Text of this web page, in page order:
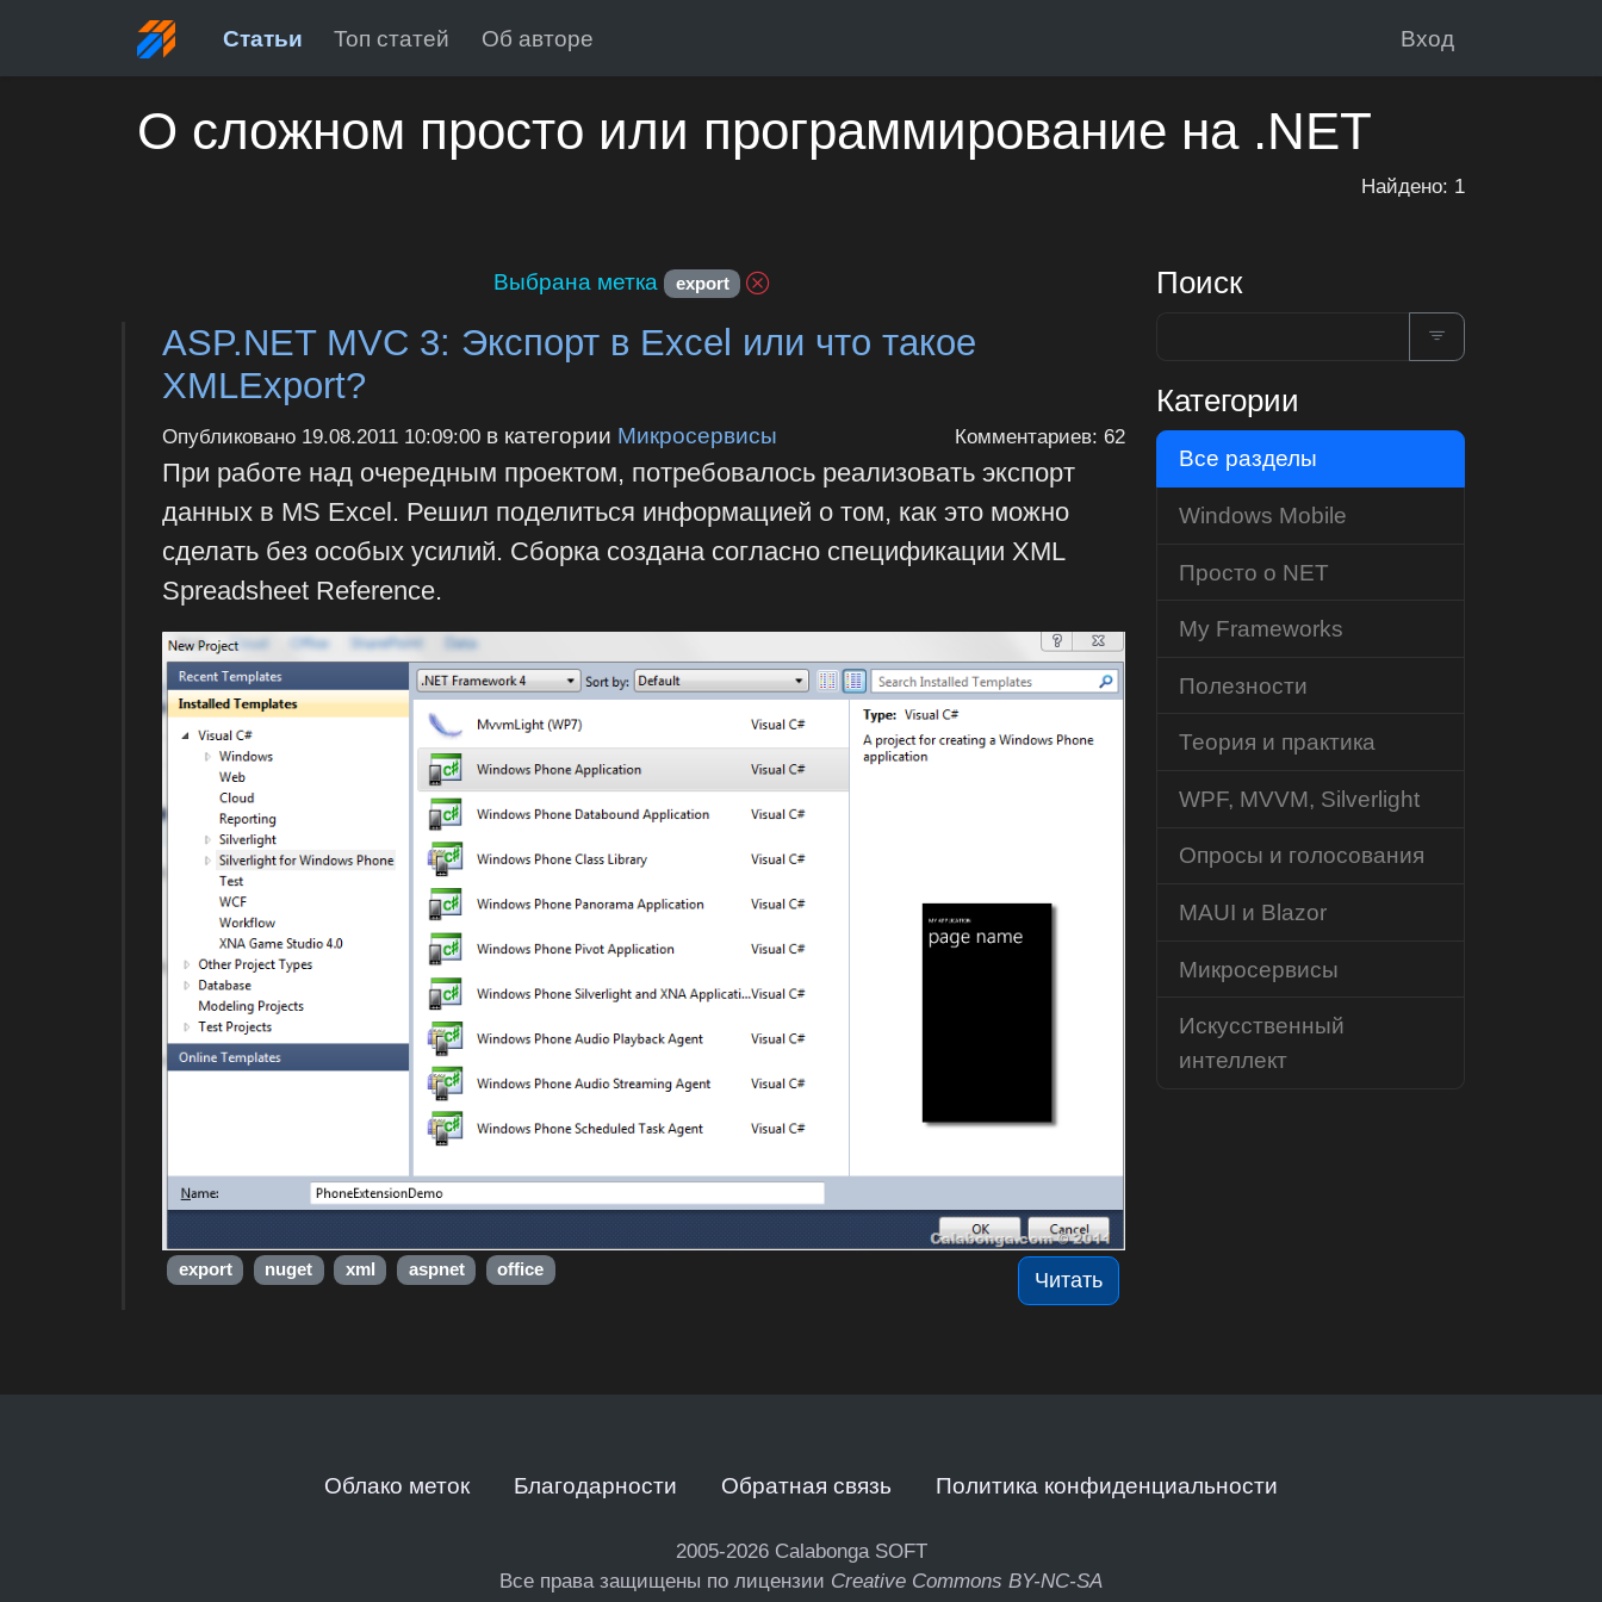
Статьи Топ статей Об авторе Вход
О сложном просто или программирование на .NET
Найдено: 1
Выбрана метка export
ASP.NET MVC 3: Экспорт в Excel или что такое
XMLExport?
Опубликовано 19.08.2011 10:09:00в категории Микросервисы Комментариев: 62
При работе над очередным проектом, потребовалось реализовать экспорт
данных в MS Excel. Решил поделиться информацией о том, как это можно
сделать без особых усилий. Сборка создана согласно спецификации XML
Spreadsheet Reference.
Читать
export nuget xml aspnet office
Поиск
Категории
Все разделы
Windows Mobile
Просто о NET
My Frameworks
Полезности
Теория и практика
WPF, MVVM, Silverlight
Опросы и голосования
MAUI и Blazor
Микросервисы
Искусственный
интеллект
Облако меток Благодарности Обратная связь Политика конфиденциальности
2005-2026 Calabonga SOFT
Все права защищены по лицензии Creative Commons BY-NC-SA